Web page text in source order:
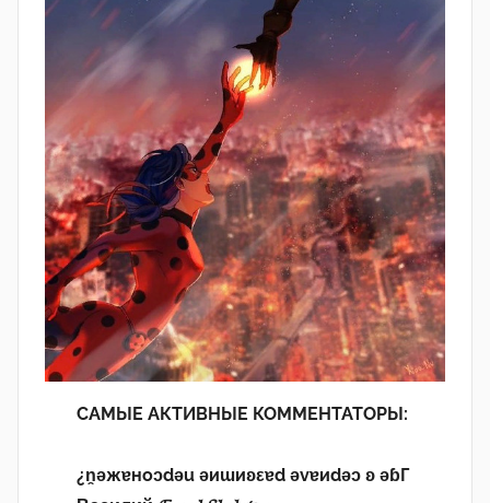
САМЫЕ АКТИВНЫЕ КОММЕНТАТОРЫ:
¿n̯ǝжɐноɔdǝu ǝиɯиʚεɐd ǝvɐиdǝɔ ʚ ǝɓГ